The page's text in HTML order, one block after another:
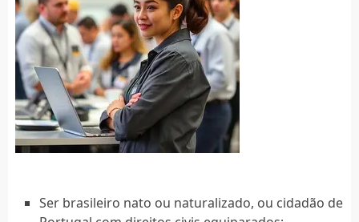
Ser brasileiro nato ou naturalizado, ou cidadão de